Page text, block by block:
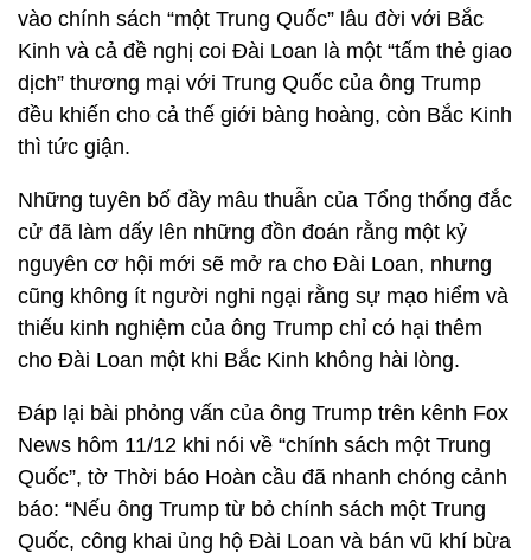
vào chính sách “một Trung Quốc” lâu đời với Bắc
Kinh và cả đề nghị coi Đài Loan là một “tấm thẻ giao
dịch” thương mại với Trung Quốc của ông Trump
đều khiến cho cả thế giới bàng hoàng, còn Bắc Kinh
thì tức giận.
Những tuyên bố đầy mâu thuẫn của Tổng thống đắc
cử đã làm dấy lên những đồn đoán rằng một kỷ
nguyên cơ hội mới sẽ mở ra cho Đài Loan, nhưng
cũng không ít người nghi ngại rằng sự mạo hiểm và
thiếu kinh nghiệm của ông Trump chỉ có hại thêm
cho Đài Loan một khi Bắc Kinh không hài lòng.
Đáp lại bài phỏng vấn của ông Trump trên kênh Fox
News hôm 11/12 khi nói về “chính sách một Trung
Quốc”, tờ Thời báo Hoàn cầu đã nhanh chóng cảnh
báo: “Nếu ông Trump từ bỏ chính sách một Trung
Quốc, công khai ủng hộ Đài Loan và bán vũ khí bừa